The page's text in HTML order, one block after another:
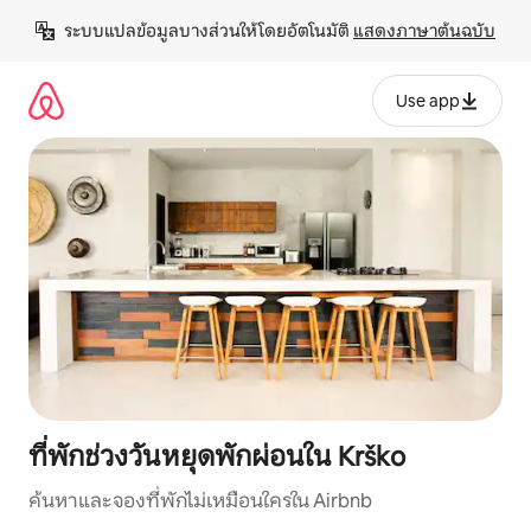
เนื้อหา
ระบบแปลข้อมูลบางส่วนให้โดยอัตโนมัติ แสดงภาษาต้นฉบับ
Use app
ที่พักช่วงวันหยุดพักผ่อนใน Krško
ค้นหาและจองที่พักไม่เหมือนใครใน Airbnb